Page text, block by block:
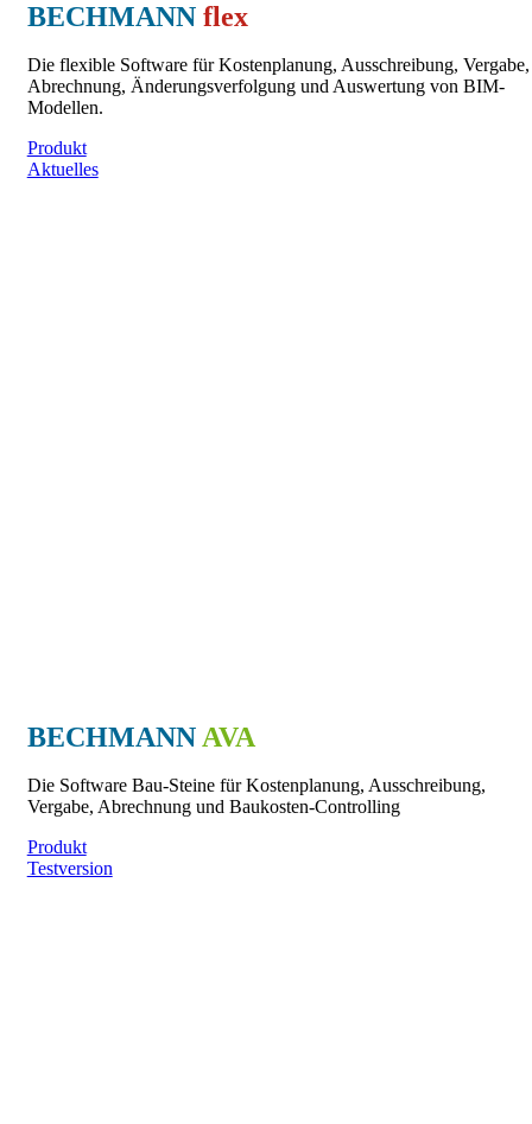
BECHMANN flex
Die flexible Software für Kostenplanung, Ausschreibung, Vergabe,
Abrechnung, Änderungsverfolgung und Auswertung von BIM-
Modellen.
Produkt
Aktuelles
BECHMANN AVA
Die Software Bau-Steine für Kostenplanung, Ausschreibung,
Vergabe, Abrechnung und Baukosten-Controlling
Produkt
Testversion